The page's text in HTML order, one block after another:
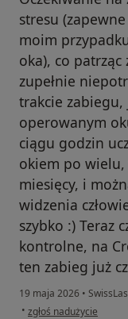
stresu
moim
oka), co patrząc
zupełnie
trakcie
operowanym
ciągu godzin
okiem po
miesięcy, i
widzenia
szybko :) Teraz
kontrolne, na
ten zabieg już
19 maja 2026 •
• w opinii użytkownika A
zgłoś nadużycie